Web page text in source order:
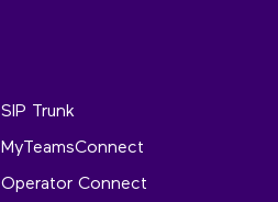
SIP Trunk
MyTeamsConnect
Operator Connect